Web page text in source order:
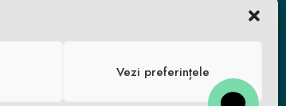
Vezi preferințele
Aici reușești.